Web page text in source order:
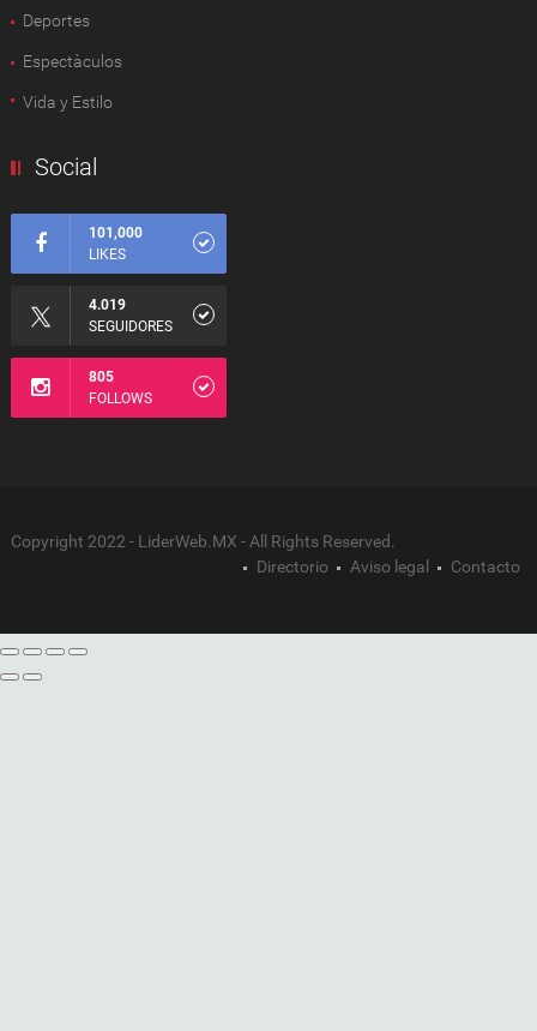
Deportes
Espectàculos
Vida y Estilo
Social
101,000
LIKES
4.019
SEGUIDORES
805
FOLLOWS
Copyright 2022 - LiderWeb.MX - All Rights Reserved.
Directorio
Aviso legal Contacto